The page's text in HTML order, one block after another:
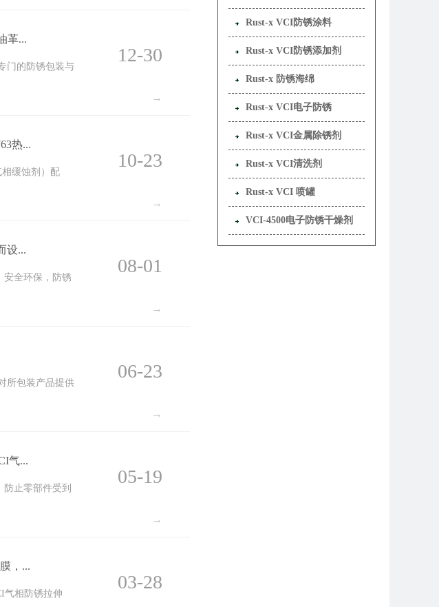
革...
门的防锈包装与
12-30
→
热...
缓蚀剂）配
10-23
→
设...
安全环保，防锈
08-01
→
所包装产品提供
06-23
→
气...
止零部件受到
05-19
→
，...
气相防锈拉伸
03-28
Rust-x VCI防锈涂料
Rust-x VCI防锈添加剂
Rust-x 防锈海绵
Rust-x VCI电子防锈
Rust-x VCI金属除锈剂
Rust-x VCI清洗剂
Rust-x VCI 喷罐
VCI-4500电子防锈干燥剂